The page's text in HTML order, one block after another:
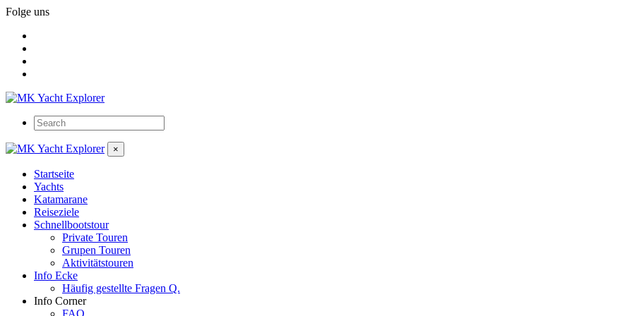
Folge uns
×
Startseite
Yachts
Katamarane
Reiseziele
Schnellbootstour
Private Touren
Grupen Touren
Aktivitätstouren
Info Ecke
Häufig gestellte Fragen Q.
Info Corner
FAQ